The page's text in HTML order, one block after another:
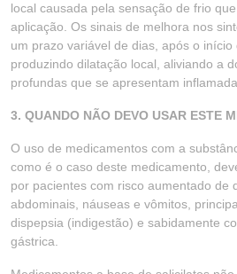
local causada pela sensação de frio
aplicação. Os sinais de melhora nos
um prazo variável de dias, após o início
produzindo dilatação local, aliviando a
profundas que se apresentam
3. QUANDO NÃO DEVO USAR ESTE
O uso de medicamentos com a
como é o caso deste medicamento,
por pacientes com risco aumentado de
abdominais, náuseas e vômitos,
dispepsia (indigestão) e sabidamente
gástrica.